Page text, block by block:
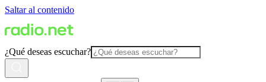
Saltar al contenido
¿Qué deseas escuchar?